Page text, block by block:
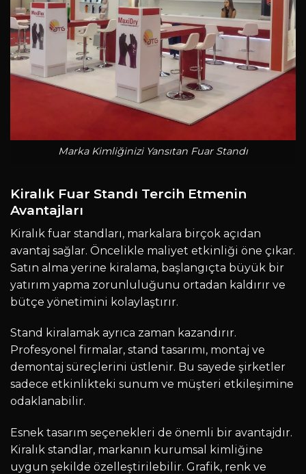
Marka Kimliğinizi Yansıtan Fuar Standı
Kiralık Fuar Standı Tercih Etmenin
Avantajları
Kiralık fuar standları, markalara birçok açıdan
avantaj sağlar. Öncelikle maliyet etkinliği öne çıkar.
Satın alma yerine kiralama, başlangıçta büyük bir
yatırım yapma zorunluluğunu ortadan kaldırır ve
bütçe yönetimini kolaylaştırır.
Stand kiralamak ayrıca zaman kazandırır.
Profesyonel firmalar, stand tasarımı, montaj ve
demontaj süreçlerini üstlenir. Bu sayede şirketler
sadece etkinlikteki sunum ve müşteri etkileşimine
odaklanabilir.
Esnek tasarım seçenekleri de önemli bir avantajdır.
Kiralık standlar, markanın kurumsal kimliğine
uygun şekilde özelleştirilebilir. Grafik, renk ve